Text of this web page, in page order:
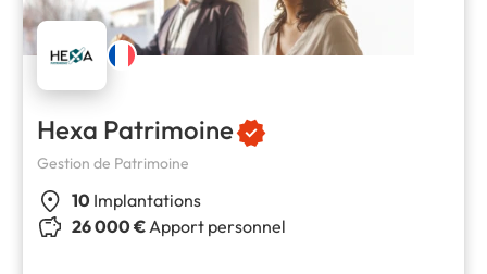
Hexa Patrimoine
Gestion de Patrimoine
10 Implantations
26 000 €Apport personnel